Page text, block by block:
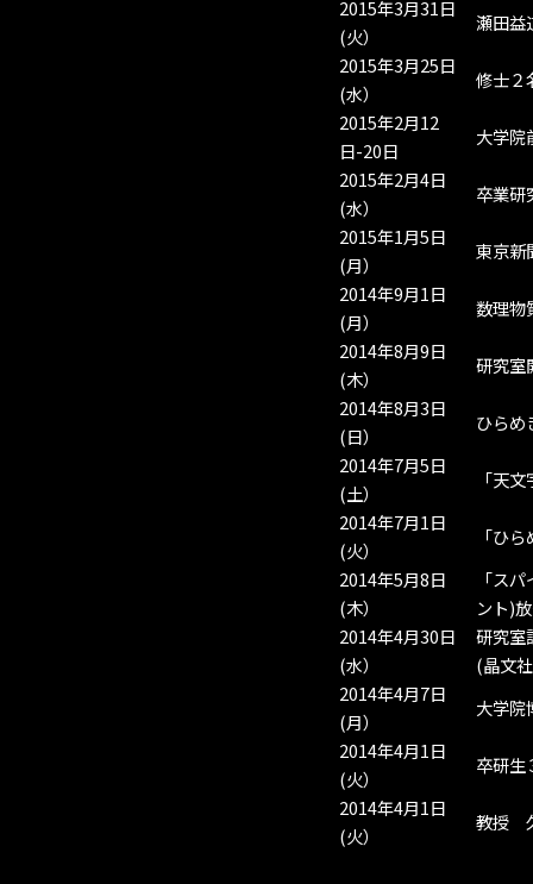
2015年3月31日
(火）
瀬田益
2015年3月25日
(水）
修士２
2015年2月12
日-20日
大学院
2015年2月4日
(水）
卒業研
2015年1月5日
(月）
東京新
2014年9月1日
(月）
数理物
2014年8月9日
(木）
研究室
2014年8月3日
(日）
ひらめ
2014年7月5日
(土）
「天
2014年7月1日
(火）
「ひ
2014年5月8日
(木）
「ス
ント)
2014年4月30日
(水）
研究室
(晶文
2014年4月7日
(月）
大学院
2014年4月1日
(火）
卒研生
2014年4月1日
(火）
教授